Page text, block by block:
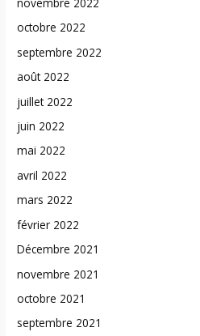
octobre 2022
septembre 2022
août 2022
juillet 2022
juin 2022
mai 2022
avril 2022
mars 2022
février 2022
Décembre 2021
novembre 2021
octobre 2021
septembre 2021